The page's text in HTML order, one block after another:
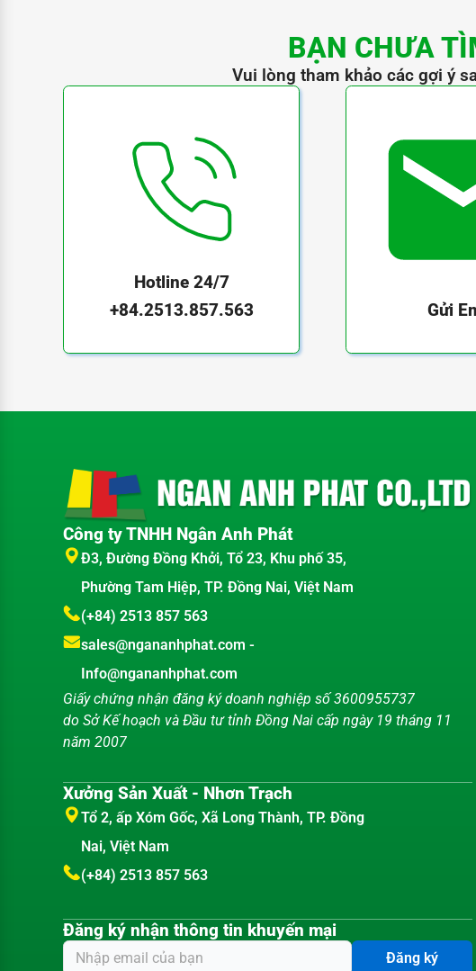
BẠN CHƯA
Vui lòng tham khảo các gợi ý
Hotline 24/7
+84.2513.857.563
Gửi
Công ty TNHH Ngân Anh Phát
Đ3, Đường Đồng Khởi, Tổ 23, Khu phố 35,
Phường Tam Hiệp, TP. Đồng Nai, Việt Nam
(+84) 2513 857 563
sales@ngananhphat.com -
Info@ngananhphat.com
Giấy chứng nhận đăng ký doanh nghiệp số 3600955737
do Sở Kế hoạch và Đầu tư tỉnh Đồng Nai cấp ngày 19 tháng 11
năm 2007
Xưởng Sản Xuất - Nhơn Trạch
Tổ 2, ấp Xóm Gốc, Xã Long Thành, TP. Đồng
Nai, Việt Nam
(+84) 2513 857 563
Đăng ký nhận thông tin khuyến mại
Đăng ký